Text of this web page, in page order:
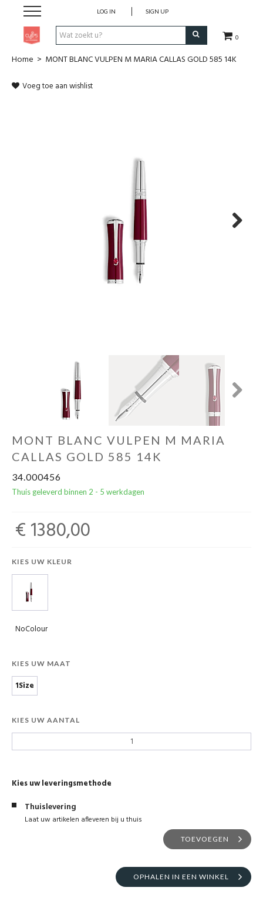
0
LOG IN SIGN UP
Pen & Papier
Acties en events
Home > MONT BLANC VULPEN M MARIA CALLAS GOLD 585 14K
Voeg toe aan wishlist
MONT BLANC VULPEN M MARIA
CALLAS GOLD 585 14K
34.000456
Thuis geleverd binnen 2 - 5 werkdagen
€ 1380,00
KIES UW KLEUR
NoColour
KIES UW MAAT
1Size
KIES UW AANTAL
Kies uw leveringsmethode
Thuislevering
Laat uw artikelen afleveren bij u thuis
TOEVOEGEN
OPHALEN IN EEN WINKEL